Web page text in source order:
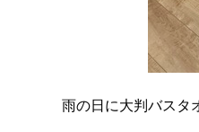
雨の日に大判バスタ